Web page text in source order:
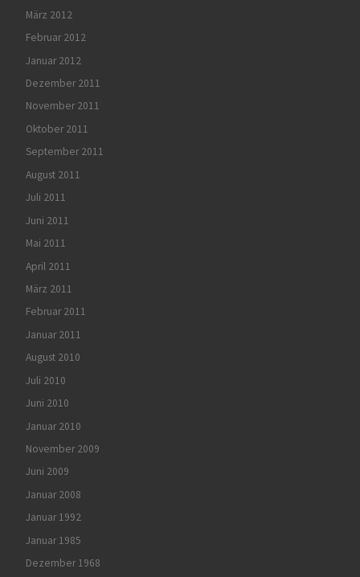
März 2012
Februar 2012
Januar 2012
Dezember 2011
November 2011
Oktober 2011
September 2011
August 2011
Juli 2011
Juni 2011
Mai 2011
April 2011
März 2011
Februar 2011
Januar 2011
August 2010
Juli 2010
Juni 2010
Januar 2010
November 2009
Juni 2009
Januar 2008
Januar 1992
Januar 1985
Dezember 1968